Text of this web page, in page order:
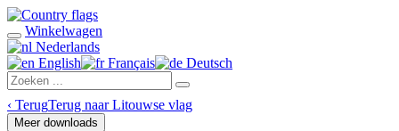
Winkelwagen
Nederlands
English
Français Deutsch
‹ TerugTerug naar Litouwse vlag
Meer downloads